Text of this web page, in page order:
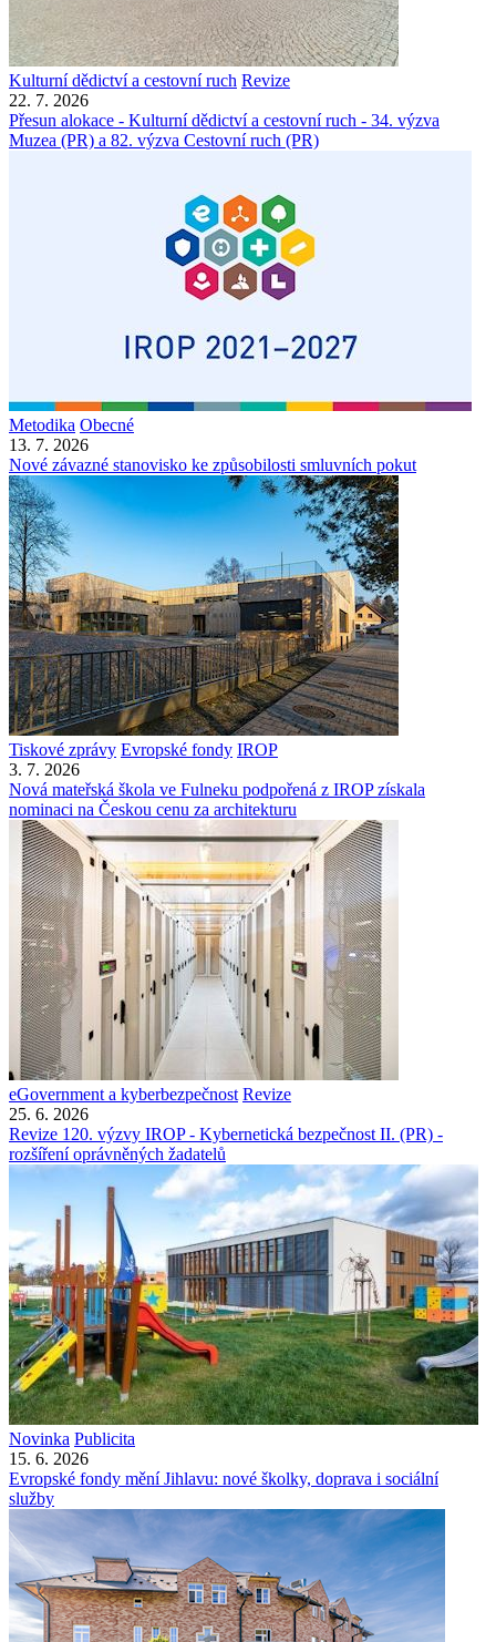
Kulturní dědictví a cestovní ruch Revize
22. 7. 2026
Přesun alokace - Kulturní dědictví a cestovní ruch - 34. výzva
Muzea (PR) a 82. výzva Cestovní ruch (PR)
Metodika Obecné
13. 7. 2026
Nové závazné stanovisko ke způsobilosti smluvních pokut
Tiskové zprávy Evropské fondy IROP
3. 7. 2026
Nová mateřská škola ve Fulneku podpořená z IROP získala
nominaci na Českou cenu za architekturu
eGovernment a kyberbezpečnost Revize
25. 6. 2026
Revize 120. výzvy IROP - Kybernetická bezpečnost II. (PR) -
rozšíření oprávněných žadatelů
Novinka Publicita
15. 6. 2026
Evropské fondy mění Jihlavu: nové školky, doprava i sociální
služby